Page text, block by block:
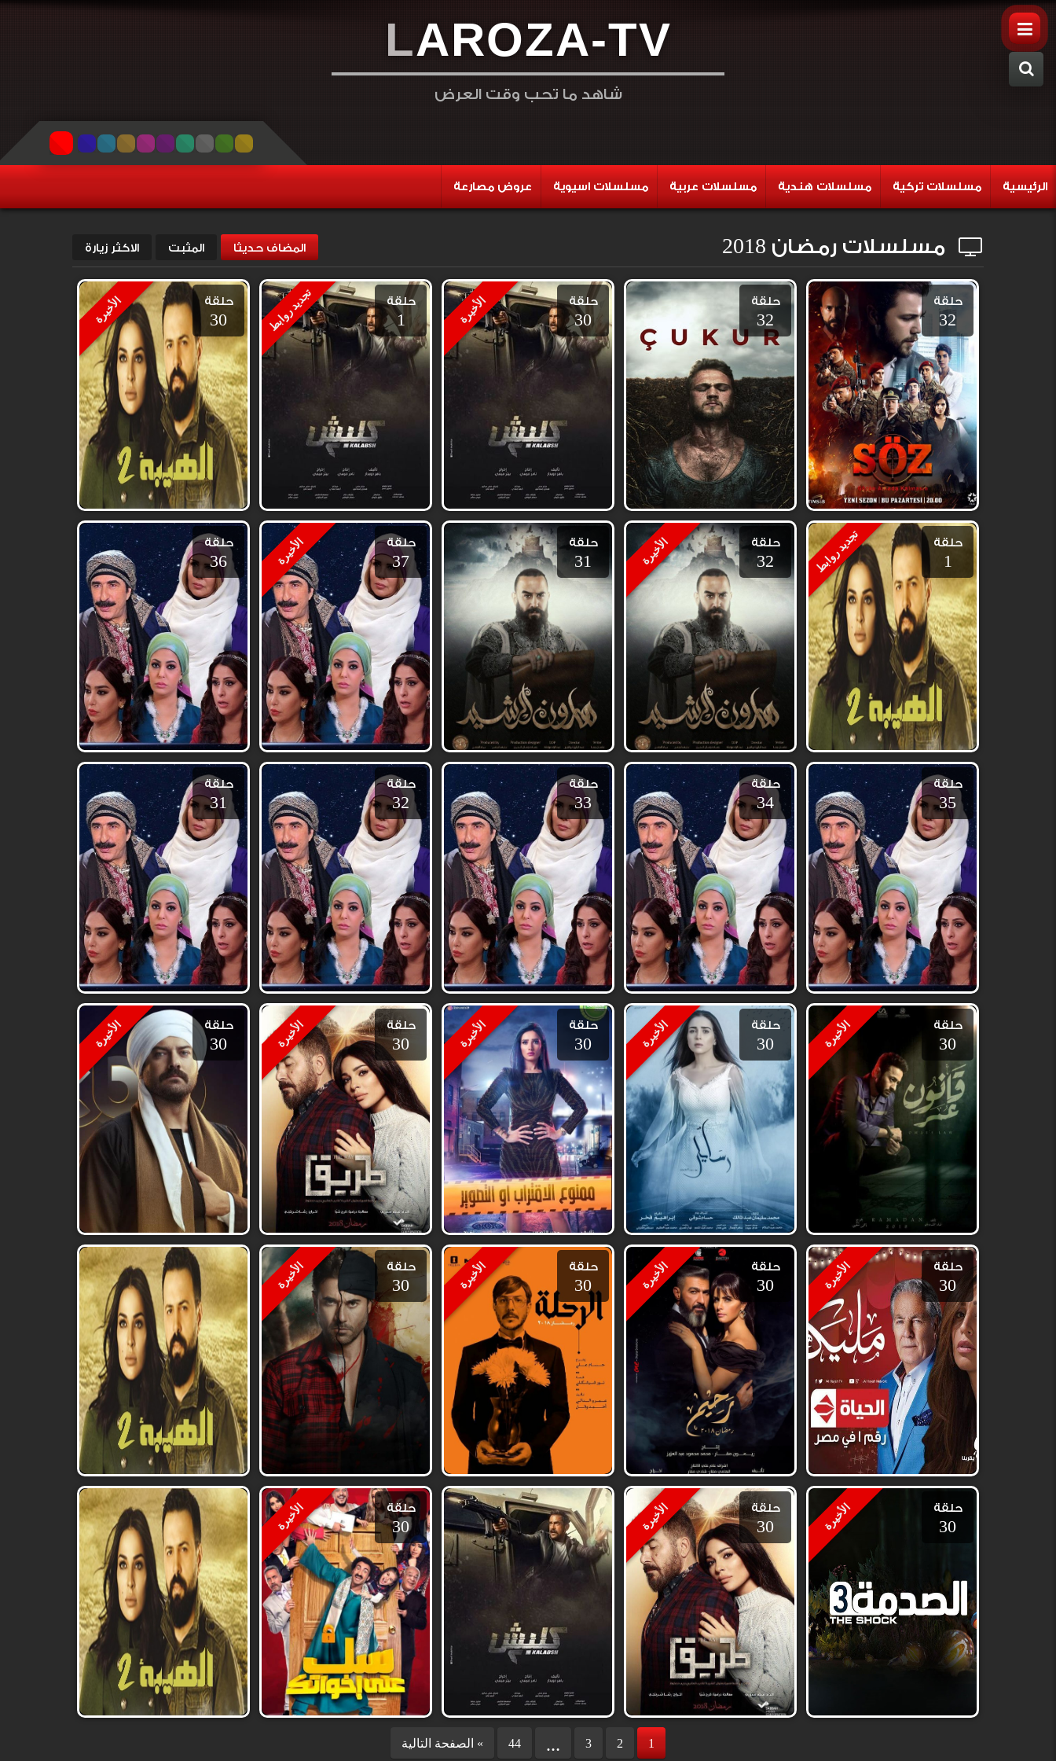
LAROZA-TV
شاهد ما تحب وقت العرض
الرئيسية مسلسلات تركية مسلسلات هندية مسلسلات عربية مسلسلات اسيوية عروض مصارعة
مسلسلات رمضان 2018 المضاف حديثا المثبت الاكثر زيارة
حلقة
32
حلقة
32 الأخيرة حلقة
30 تجديد روابط حلقة
1 الأخيرة حلقة
30
تجديد روابط حلقة
1 الأخيرة حلقة
32
حلقة
31 الأخيرة حلقة
37
حلقة
36
حلقة
35
حلقة
34
حلقة
33
حلقة
32
حلقة
31
الأخيرة حلقة
30 الأخيرة حلقة
30 الأخيرة حلقة
30 الأخيرة حلقة
30 الأخيرة حلقة
30
الأخيرة حلقة
30 الأخيرة حلقة
30 الأخيرة حلقة
30 الأخيرة حلقة
30
الأخيرة حلقة
30 الأخيرة حلقة
30 الأخيرة حلقة
30
1
2
3
…
44 الصفحة التالية «